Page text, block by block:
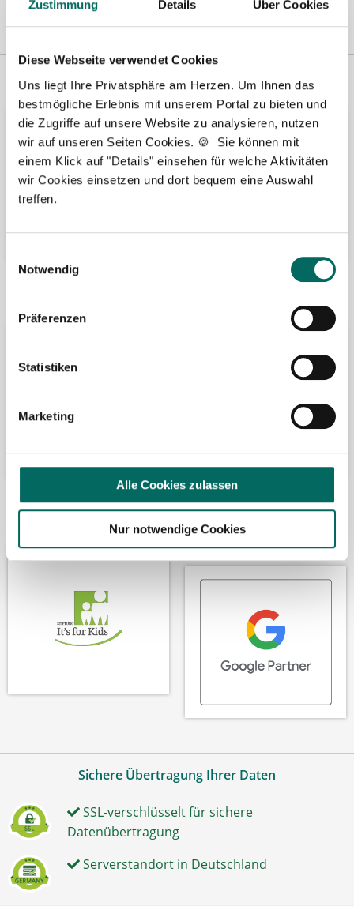
Zustimmung Details Über Cookies
Diese Webseite verwendet Cookies
Uns liegt Ihre Privatsphäre am Herzen. Um Ihnen das
bestmögliche Erlebnis mit unserem Portal zu bieten und
die Zugriffe auf unsere Website zu analysieren, nutzen
wir auf unseren Seiten Cookies. 🍪 Sie können mit
einem Klick auf "Details" einsehen für welche Aktivitäten
wir Cookies einsetzen und dort bequem eine Auswahl
treffen.
Notwendig
Präferenzen
Statistiken
Marketing
Alle Cookies zulassen
Nur notwendige Cookies
Vertreten in Wir fördern
Wir fördern
Wir sind Google-
Partner
Sichere Übertragung Ihrer Daten
SSL-verschlüsselt für sichere
Datenübertragung
Serverstandort in Deutschland